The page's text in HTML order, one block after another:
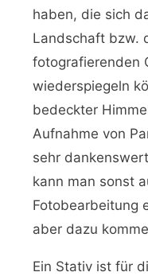
haben, die sich
Landschaft bzw.
fotografierenden
wiederspiegeln
bedeckter
Aufnahme von
sehr
kann man sonst
Fotobearbeitung
aber dazu
Ein Stativ ist für